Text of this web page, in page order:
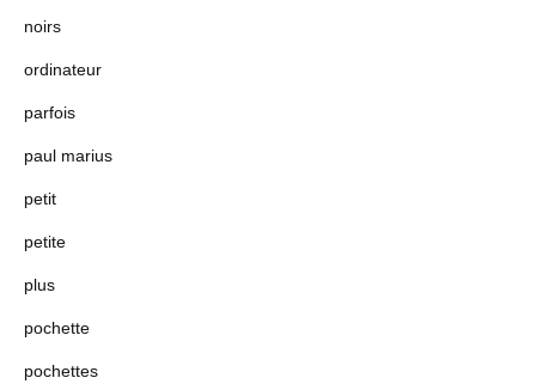
noirs
ordinateur
parfois
paul marius
petit
petite
plus
pochette
pochettes